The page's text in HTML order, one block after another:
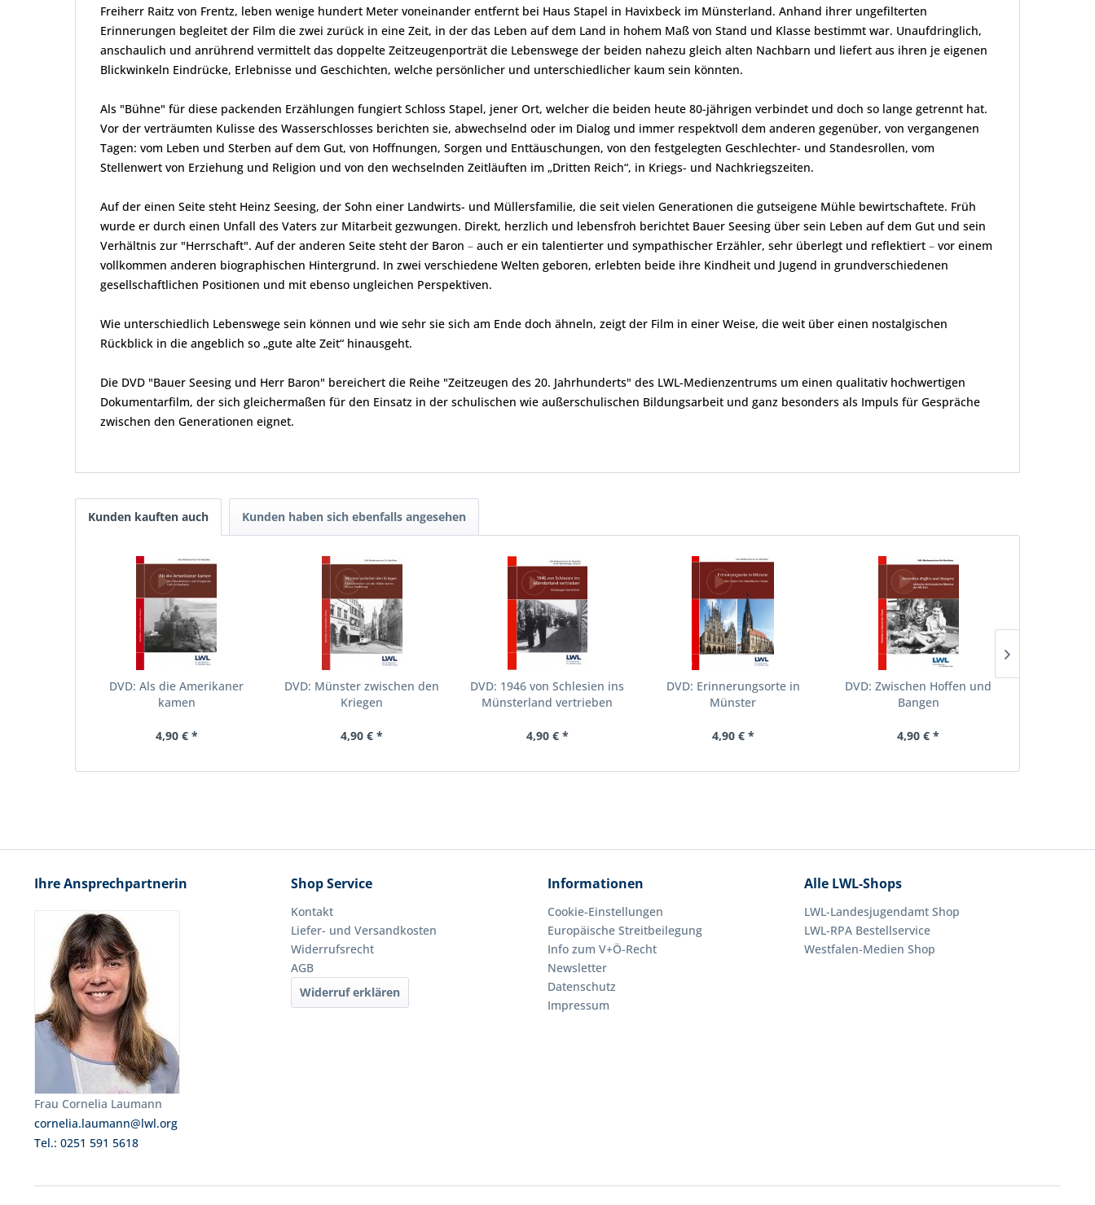
Freiherr Raitz von Frentz, leben wenige hundert Meter voneinander entfernt bei Haus Stapel in Havixbeck im Münsterland. Anhand ihrer ungefilterten
Erinnerungen begleitet der Film die zwei zurück in eine Zeit, in der das Leben auf dem Land in hohem Maß von Stand und Klasse bestimmt war. Unaufdringlich,
anschaulich und anrührend vermittelt das doppelte Zeitzeugenporträt die Lebenswege der beiden nahezu gleich alten Nachbarn und liefert aus ihren je eigenen
Blickwinkeln Eindrücke, Erlebnisse und Geschichten, welche persönlicher und unterschiedlicher kaum sein könnten.
Als "Bühne" für diese packenden Erzählungen fungiert Schloss Stapel, jener Ort, welcher die beiden heute 80-jährigen verbindet und doch so lange getrennt hat.
Vor der verträumten Kulisse des Wasserschlosses berichten sie, abwechselnd oder im Dialog und immer respektvoll dem anderen gegenüber, von vergangenen
Tagen: vom Leben und Sterben auf dem Gut, von Hoffnungen, Sorgen und Enttäuschungen, von den festgelegten Geschlechter- und Standesrollen, vom
Stellenwert von Erziehung und Religion und von den wechselnden Zeitläuften im „Dritten Reich“, in Kriegs- und Nachkriegszeiten.
Auf der einen Seite steht Heinz Seesing, der Sohn einer Landwirts- und Müllersfamilie, die seit vielen Generationen die gutseigene Mühle bewirtschaftete. Früh
wurde er durch einen Unfall des Vaters zur Mitarbeit gezwungen. Direkt, herzlich und lebensfroh berichtet Bauer Seesing über sein Leben auf dem Gut und sein
Verhältnis zur "Herrschaft". Auf der anderen Seite steht der Baron – auch er ein talentierter und sympathischer Erzähler, sehr überlegt und reflektiert – vor einem
vollkommen anderen biographischen Hintergrund. In zwei verschiedene Welten geboren, erlebten beide ihre Kindheit und Jugend in grundverschiedenen
gesellschaftlichen Positionen und mit ebenso ungleichen Perspektiven.
Wie unterschiedlich Lebenswege sein können und wie sehr sie sich am Ende doch ähneln, zeigt der Film in einer Weise, die weit über einen nostalgischen
Rückblick in die angeblich so „gute alte Zeit“ hinausgeht.
Die DVD "Bauer Seesing und Herr Baron" bereichert die Reihe "Zeitzeugen des 20. Jahrhunderts" des LWL-Medienzentrums um einen qualitativ hochwertigen
Dokumentarfilm, der sich gleichermaßen für den Einsatz in der schulischen wie außerschulischen Bildungsarbeit und ganz besonders als Impuls für Gespräche
zwischen den Generationen eignet.
Kunden kauften auch Kunden haben sich ebenfalls angesehen
DVD: Als die Amerikaner
kamen
4,90 € *
DVD: Münster zwischen den
Kriegen
4,90 € *
DVD: 1946 von Schlesien ins
Münsterland vertrieben
4,90 € *
DVD: Erinnerungsorte in
Münster
4,90 € *
DVD: Zwischen Hoffen und
Bangen
4,90 € *
Ihre Ansprechpartnerin
Frau Cornelia Laumann
cornelia.laumann@lwl.org
Tel.: 0251 591 5618
Shop Service
Kontakt
Liefer- und Versandkosten
Widerrufsrecht
AGB
Widerruf erklären
Informationen
Cookie-Einstellungen
Europäische Streitbeilegung
Info zum V+Ö-Recht
Newsletter
Datenschutz
Impressum
Alle LWL-Shops
LWL-Landesjugendamt Shop
LWL-RPA Bestellservice
Westfalen-Medien Shop